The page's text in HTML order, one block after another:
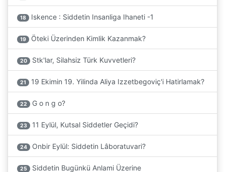
18 Iskence : Siddetin Insanliga Ihaneti -1
19 Öteki Üzerinden Kimlik Kazanmak?
20 Stk'lar, Silahsiz Türk Kuvvetleri?
21 19 Ekimin 19. Yilinda Aliya Izzetbegoviç'i Hatirlamak?
22 G o n g o?
23 11 Eylül, Kutsal Siddetler Geçidi?
24 Onbir Eylül: Siddetin Lâboratuvari?
25 Siddetin Bugünkü Anlami Üzerine